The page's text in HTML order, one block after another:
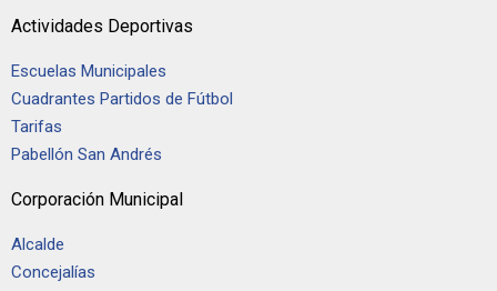
Actividades Deportivas
Escuelas Municipales
Cuadrantes Partidos de Fútbol
Tarifas
Pabellón San Andrés
Corporación Municipal
Alcalde
Concejalías